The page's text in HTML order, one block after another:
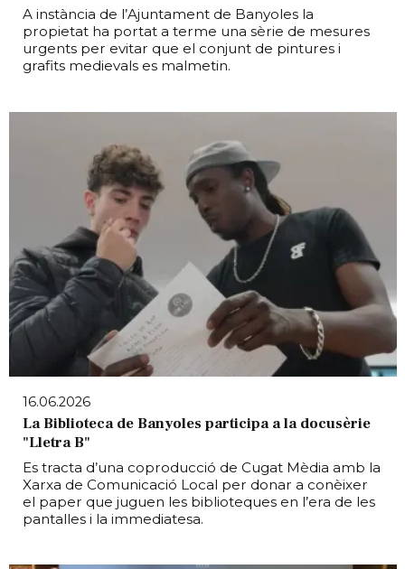
A instància de l’Ajuntament de Banyoles la
propietat ha portat a terme una sèrie de mesures
urgents per evitar que el conjunt de pintures i
grafits medievals es malmetin.
16.06.2026
La Biblioteca de Banyoles participa a la docusèrie
"Lletra B"
Es tracta d’una coproducció de Cugat Mèdia amb la
Xarxa de Comunicació Local per donar a conèixer
el paper que juguen les biblioteques en l’era de les
pantalles i la immediatesa.